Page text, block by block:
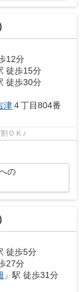
12分
徒歩15分
徒歩30分
津４丁目804番
ＯＫ♪
の
徒歩5分
27分
」駅 徒歩31分